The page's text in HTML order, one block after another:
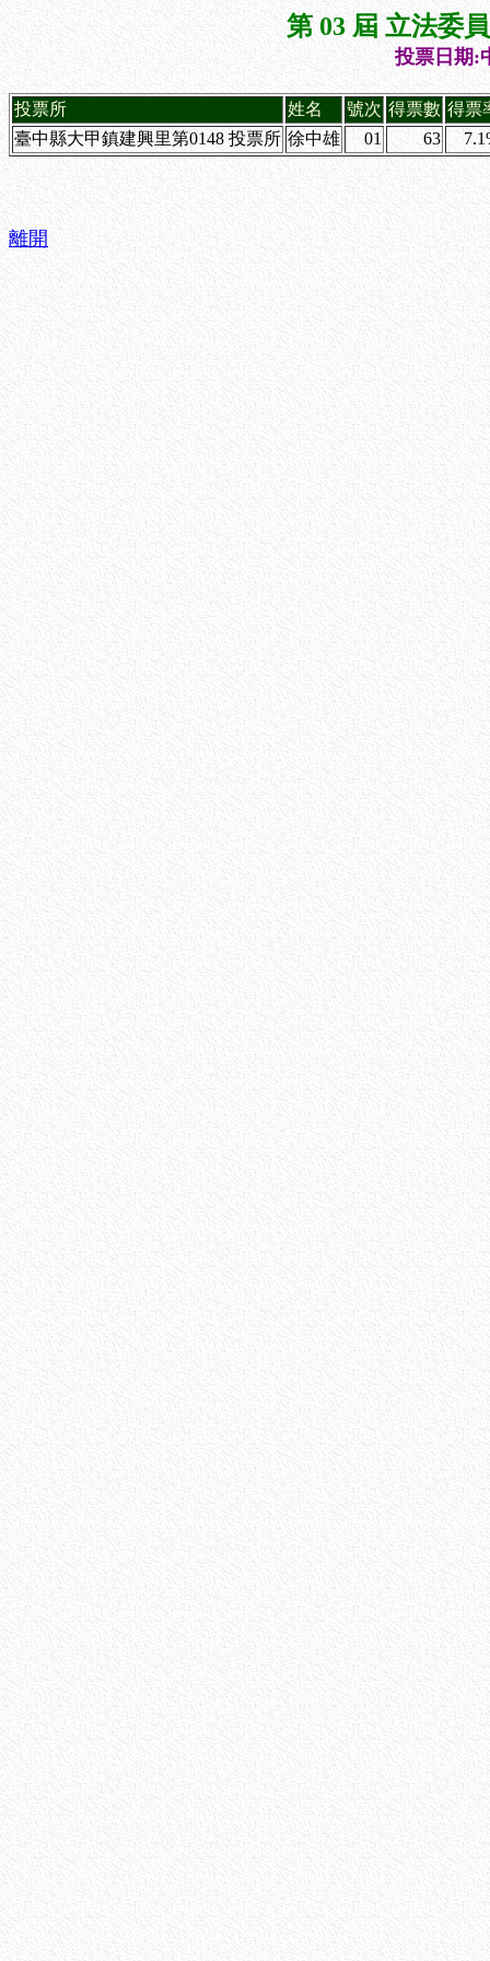
第 03 屆 立法委
投票日期:
投票所 姓名 號次 得票數 得票
臺中縣大甲鎮建興里第0148 投票所 徐中雄 01 63
離開